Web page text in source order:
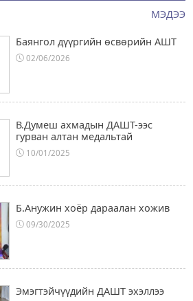
МЭДЭЭ
Баянгол дүүргийн өсвөрийн АШТ
02/06/2026
В.Думеш ахмадын ДАШТ-ээс
гурван алтан медальтай
10/01/2025
Б.Анужин хоёр дараалан хожив
09/30/2025
Эмэгтэйчүүдийн ДАШТ эхэллээ